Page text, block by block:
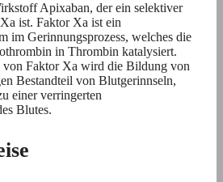
Apixaban, der ein selektiver
ist. Faktor Xa ist ein
im Gerinnungsprozess, welches die
in Thrombin katalysiert.
Faktor Xa wird die Bildung von
Bestandteil von Blutgerinnseln,
einer verringerten
Blutes.